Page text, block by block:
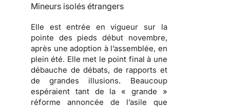
Mineurs isolés étrangers
Elle est entrée en vigueur sur la
pointe des pieds début novembre,
après une adoption à l’assemblée, en
plein été. Elle met le point final à une
débauche de débats, de rapports et
de grandes illusions. Beaucoup
espéraient tant de la « grande »
réforme annoncée de l’asile que